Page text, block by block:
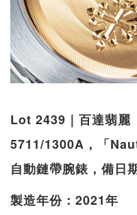
Lot 2439｜百達翡
5711/1300A，「
自動鏈帶腕錶，備日
製造年份：2021年